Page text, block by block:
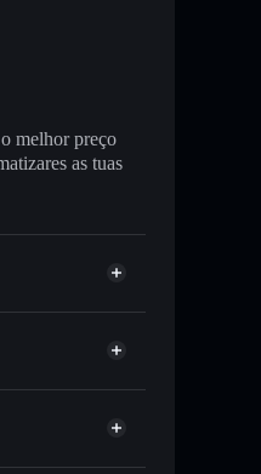
melhor preço
as tuas